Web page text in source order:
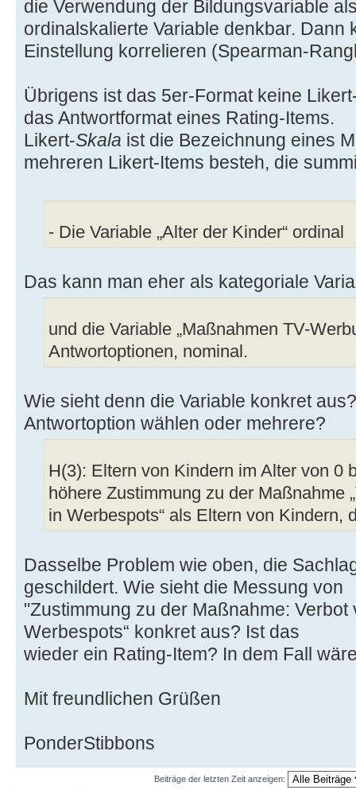
die Verwendung der Bildungsvariable
ordinalskalierte Variable denkbar. Dann
Einstellung korrelieren (Spearman-
Übrigens ist das 5er-Format keine
das Antwortformat eines Rating-Items.
Likert-Skala ist die Bezeichnung eines
mehreren Likert-Items besteh, die
- Die Variable „Alter der Kinder“ ordinal
Das kann man eher als kategoriale
und die Variable „Maßnahmen TV-
Antwortoptionen, nominal.
Wie sieht denn die Variable konkret
Antwortoption wählen oder mehrere?
H(3): Eltern von Kindern im Alter von 0
höhere Zustimmung zu der Maßnahme
in Werbespots“ als Eltern von Kindern,
Dasselbe Problem wie oben, die
geschildert. Wie sieht die Messung von
"Zustimmung zu der Maßnahme:
Werbespots“ konkret aus? Ist das
wieder ein Rating-Item? In dem Fall
Mit freundlichen Grüßen
PonderStibbons
Beiträge der letzten Zeit anzeigen: